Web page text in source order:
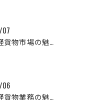
足立区の軽貨物市場の魅力
06
足立区の軽貨物業務の魅力